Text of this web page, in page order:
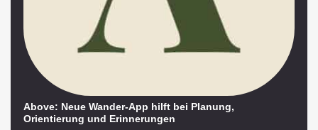
Above: Neue Wander-App hilft bei Planung,
Orientierung und Erinnerungen